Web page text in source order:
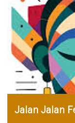
Jalan Jalan